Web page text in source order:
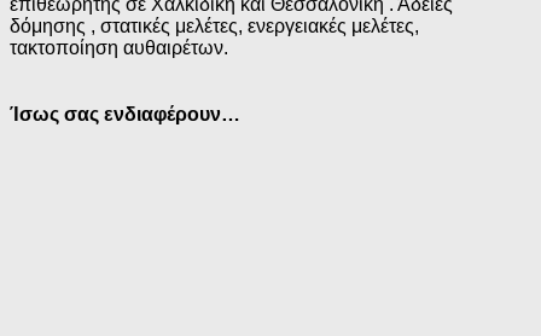
δόμησης , στατικές μελέτες, ενεργειακές μελέτες,
τακτοποίηση αυθαιρέτων.
Ίσως σας ενδιαφέρουν…